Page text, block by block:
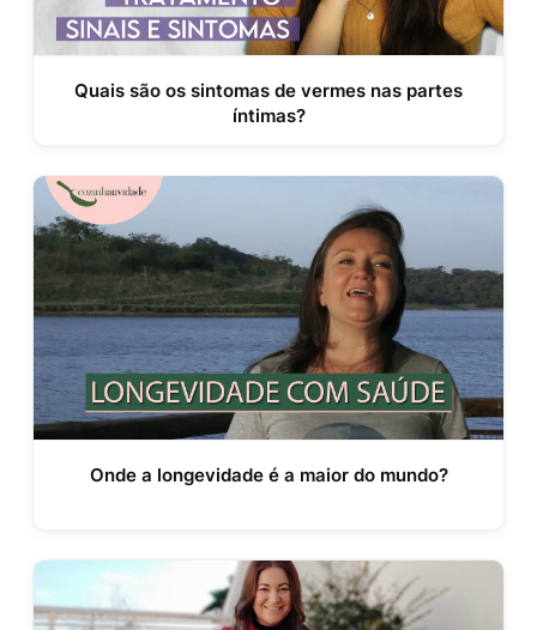
Quais são os sintomas de vermes nas partes
íntimas?
Onde a longevidade é a maior do mundo?